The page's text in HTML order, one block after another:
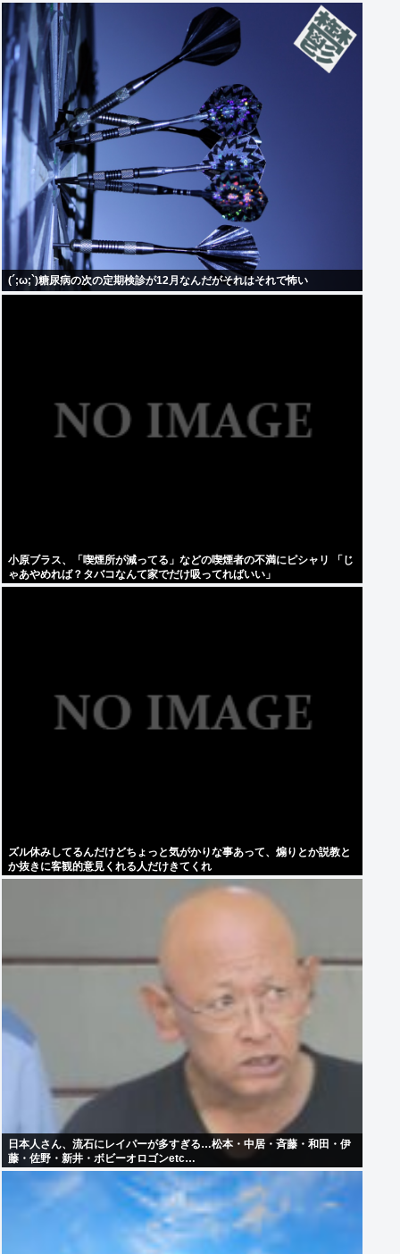
(´;ω;`)糖尿病の次の定期検診が12月なんだがそれはそれで怖い
小原ブラス、「喫煙所が減ってる」などの喫煙者の不満にピシャリ 「じ
ゃあやめれば？タバコなんて家でだけ吸ってればいい」
ズル休みしてるんだけどちょっと気がかりな事あって、煽りとか説教と
か抜きに客観的意見くれる人だけきてくれ
日本人さん、流石にレイパーが多すぎる…松本・中居・斉藤・和田・伊
藤・佐野・新井・ボビーオロゴンetc…